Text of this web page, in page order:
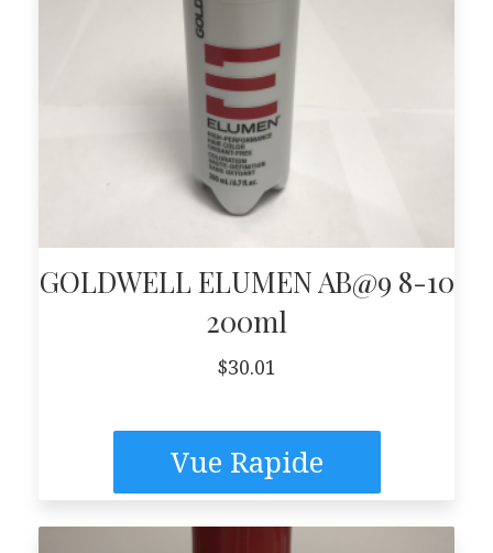
GOLDWELL ELUMEN AB@9 8-10
200ml
$30.01
Vue Rapide